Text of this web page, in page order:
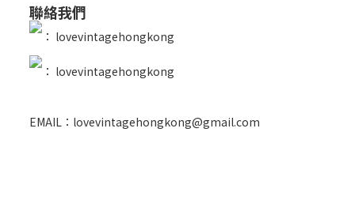
聯絡我們
： lovevintagehongkong
： lovevintagehongkong
EMAIL：lovevintagehongkong@gmail.com